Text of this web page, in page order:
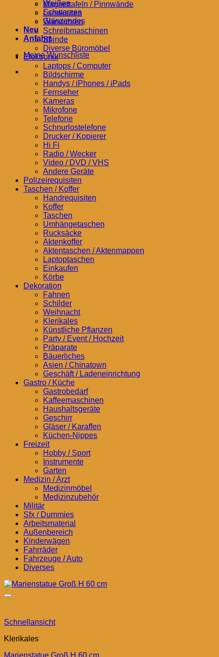
Weißes
Schwarzes
Glänzendes
Neu
Anfahrt
Meine Wunschliste
Magnettafeln / Pinnwände
Landkarten
Wanduhren
Schreibmaschinen
Spinde
Diverse Büromöbel
Elektronik
Laptops / Computer
Bildschirme
Handys / iPhones / iPads
Fernseher
Kameras
Mikrofone
Telefone
Schnurlostelefone
Drucker / Kopierer
Hi Fi
Radio / Wecker
Video / DVD / VHS
Andere Geräte
Polizeirequisiten
Taschen / Koffer
Handrequisiten
Koffer
Taschen
Umhängetaschen
Rucksäcke
Aktenkoffer
Aktentaschen / Aktenmappen
Laptoptaschen
Einkaufen
Körbe
Dekoration
Fahnen
Schilder
Weihnacht
Klerikales
Künstliche Pflanzen
Party / Event / Hochzeit
Präparate
Bäuerliches
Asien / Chinatown
Geschäft / Ladeneinrichtung
Gastro / Küche
Gastrobedarf
Kaffeemaschinen
Haushaltsgeräte
Geschirr
Gläser / Karaffen
Küchen-Nippes
Freizeit
Hobby / Sport
Instrumente
Garten
Medizin / Arzt
Medizinmöbel
Medizinzubehör
Militär
Sfx / Dummies
Arbeitsmaterial
Außenbereich
Kinderwägen
Fahrräder
Fahrzeuge / Auto
Diverses
Schnellansicht
Klerikales
Marienstatue Groß H 60 cm